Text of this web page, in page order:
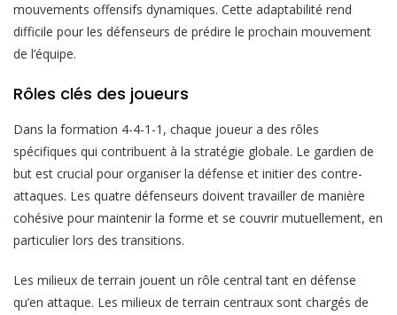
mouvements offensifs dynamiques. Cette adaptabilité rend
difficile pour les défenseurs de prédire le prochain mouvement
de l’équipe.
Rôles clés des joueurs
Dans la formation 4-4-1-1, chaque joueur a des rôles
spécifiques qui contribuent à la stratégie globale. Le gardien de
but est crucial pour organiser la défense et initier des contre-
attaques. Les quatre défenseurs doivent travailler de manière
cohésive pour maintenir la forme et se couvrir mutuellement, en
particulier lors des transitions.
Les milieux de terrain jouent un rôle central tant en défense
qu’en attaque. Les milieux de terrain centraux sont chargés de